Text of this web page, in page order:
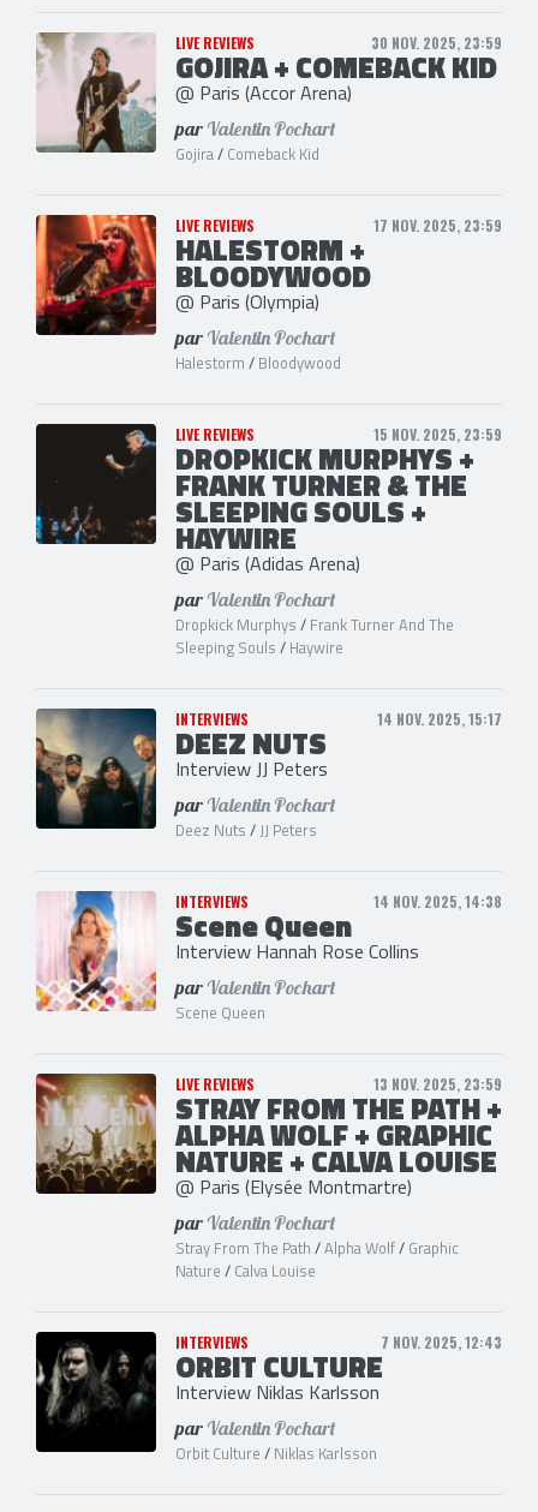
LIVE REVIEWS 30 NOV. 2025, 23:59
GOJIRA + COMEBACK KID
@ Paris (Accor Arena)
par Valentin Pochart
Gojira/ Comeback Kid
LIVE REVIEWS 17 NOV. 2025, 23:59
HALESTORM +
BLOODYWOOD
@ Paris (Olympia)
par Valentin Pochart
Halestorm / Bloodywood
LIVE REVIEWS 15 NOV. 2025, 23:59
DROPKICK MURPHYS +
FRANK TURNER & THE
SLEEPING SOULS +
HAYWIRE
@ Paris (Adidas Arena)
par Valentin Pochart
Dropkick Murphys / Frank Turner And The
Sleeping Souls / Haywire
INTERVIEWS 14 NOV. 2025, 15:17
DEEZ NUTS
Interview JJ Peters
par Valentin Pochart
Deez Nuts /JJ Peters
INTERVIEWS 14 NOV. 2025, 14:38
Scene Queen
Interview Hannah Rose Collins
par Valentin Pochart
Scene Queen
LIVE REVIEWS 13 NOV. 2025, 23:59
STRAY FROM THE PATH +
ALPHA WOLF + GRAPHIC
NATURE + CALVA LOUISE
@ Paris (Elysée Montmartre)
par Valentin Pochart
Stray From The Path /Alpha Wolf/ Graphic
Nature / Calva Louise
INTERVIEWS 7 NOV. 2025, 12:43
ORBIT CULTURE
Interview Niklas Karlsson
par Valentin Pochart
Orbit Culture / Niklas Karlsson